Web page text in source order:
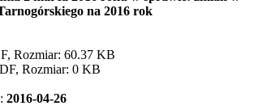
na 2016 rok
Rozmiar: 60.37 KB
Rozmiar: 0 KB
2016-04-26